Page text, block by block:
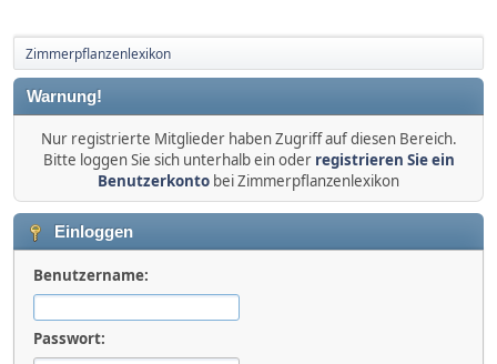
Zimmerpflanzenlexikon
Warnung!
Nur registrierte Mitglieder haben Zugriff auf diesen Bereich.
Bitte loggen Sie sich unterhalb ein oder registrieren Sie ein
Benutzerkonto bei Zimmerpflanzenlexikon
Einloggen
Benutzername:
Passwort: